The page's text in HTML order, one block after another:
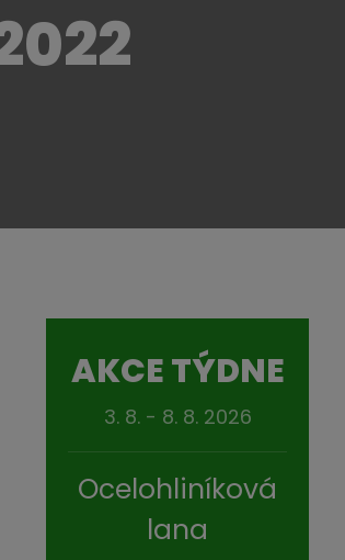
AKCE TÝDNE
3. 8. - 8. 8. 2026
Ocelohliníková
lana